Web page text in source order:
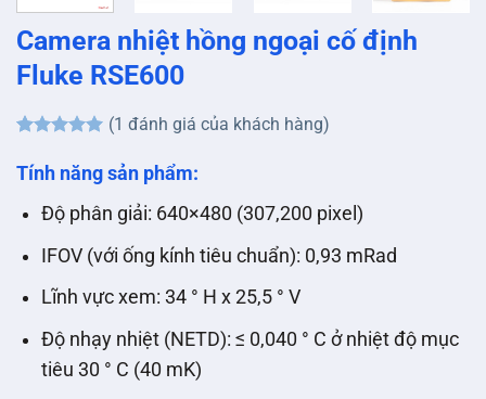
Camera nhiệt hồng ngoại cố định
Fluke RSE600
dựa trên
đánh giá
(1 đánh giá của khách hàng)
Tính năng sản phẩm:
Độ phân giải: 640×480 (307,200 pixel)
IFOV (với ống kính tiêu chuẩn): 0,93 mRad
Lĩnh vực xem: 34 ° H x 25,5 ° V
Độ nhạy nhiệt (NETD): ≤ 0,040 ° C ở nhiệt độ mục
tiêu 30 ° C (40 mK)